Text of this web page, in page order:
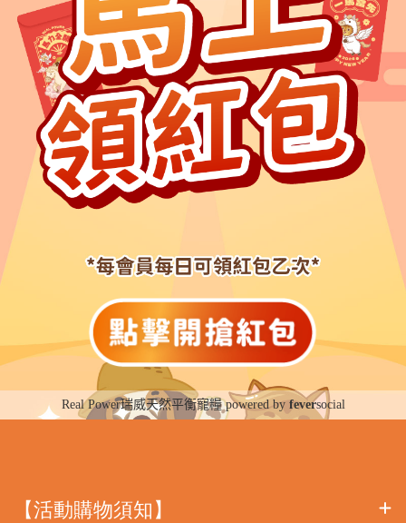
【活動購物須知】​